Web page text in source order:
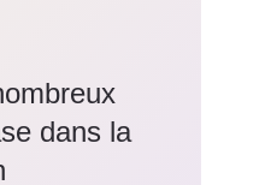
dans la